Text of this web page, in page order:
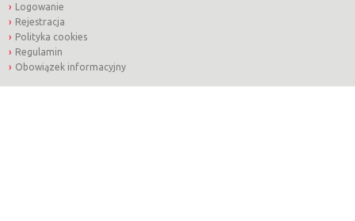
Logowanie
Rejestracja
Polityka cookies
Regulamin
Obowiązek informacyjny